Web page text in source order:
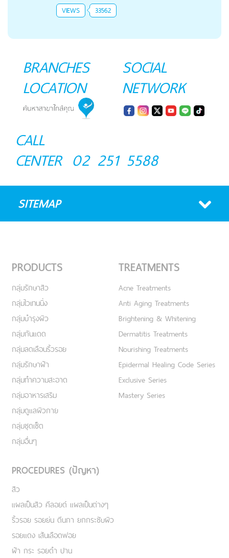
VIEWS 33562
BRANCHES
LOCATION
SOCIAL
NETWORK
CALL
CENTER 02 251 5588
SITEMAP
PRODUCTS
กลุ่มรักษาสิว
กลุ่มไวเทนนิ่ง
กลุ่มบำรุงผิว
กลุ่มกันแดด
กลุ่มลดเลือนริ้วรอย
กลุ่มรักษาฝ้า
กลุ่มทำความสะอาด
กลุ่มอาหารเสริม
กลุ่มดูแลผิวกาย
กลุ่มชุดเซ็ต
กลุ่มอื่นๆ
TREATMENTS
Acne Treatments
Anti Aging Treatments
Brightening & Whitening
Dermatitis Treatments
Nourishing Treatments
Epidermal Healing Code Series
Exclusive Series
Mastery Series
PROCEDURES (ปัญหา)
สิว
แผลเป็นสิว คีลอยด์ แผลเป็นต่างๆ
ริ้วรอย รอยย่น ตีนกา ยกกระชับผิว
รอยแดง เส้นเลือดฟอย
ฝ้า กระ รอยดำ ปาน